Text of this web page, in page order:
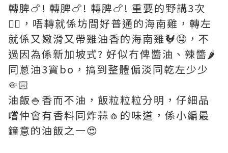
轉脾🍗! 轉脾🍗! 轉脾🍗! 重要的野講3次
👌🏻，唔轉就係坊間好普通的海南雞，轉左
就係又嫩滑又帶雞油香的海南雞🐓🤤，不
過因為係新加坡式? 好似冇俾醬油、辣醬🌶️
同蔥油3寶bo，搞到整體偏淡同乾左少少
🤏🏻
油飯🍚香而不油，飯粒粒粒分明，仔細品
嚐仲會有香料同炸蒜🧄的味道，係小編最
鐘意的油飯之一😍